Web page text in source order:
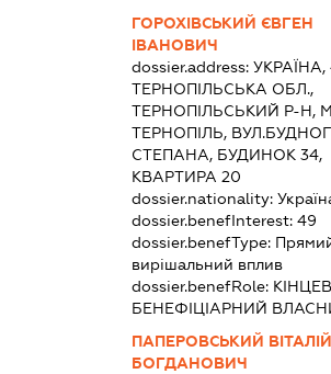
ГОРОХІВСЬКИЙ ЄВГЕН
ІВАНОВИЧ
dossier.address: УКРАЇНА,
ТЕРНОПІЛЬСЬКА ОБЛ.,
ТЕРНОПІЛЬСЬКИЙ Р-Н,
ТЕРНОПІЛЬ,
СТЕПАНА, БУДИНОК 34,
КВАРТИРА 20
dossier.nationality:
dossier.benefInterest: 49
dossier.benefType:
вирішальний вплив
dossier.benefRole:
БЕНЕФІЦІАРНИЙ
ПАПЕРОВСЬКИЙ ВІТАЛІЙ
БОГДАНОВИЧ